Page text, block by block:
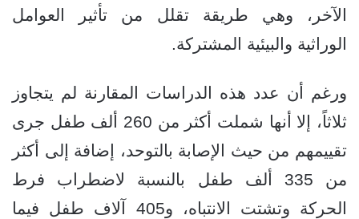
الآخر، وهي طريقة تقلل من تأثير العوامل
الوراثية والبيئية المشتركة.
ورغم أن عدد هذه الدراسات المقارنة لم يتجاوز
ثلاثاً، إلا أنها شملت أكثر من 260 ألف طفل جرى
تقييمهم من حيث الإصابة بالتوحد، إضافة إلى أكثر
من 335 ألف طفل بالنسبة لاضطراب فرط
الحركة وتشتت الانتباه، و405 آلاف طفل فيما